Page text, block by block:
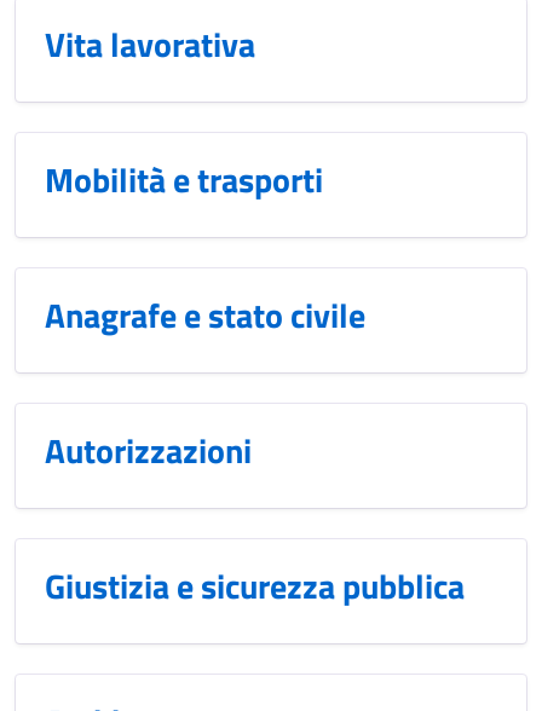
Vita lavorativa
Mobilità e trasporti
Anagrafe e stato civile
Autorizzazioni
Giustizia e sicurezza pubblica